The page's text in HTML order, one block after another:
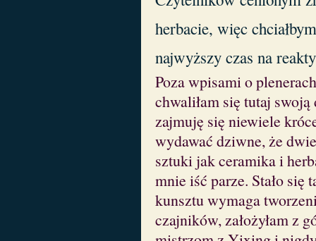
herbacie, więc
najwyższy czas na
Poza wpisami o
chwaliłam się tutaj
zajmuję się niewiele
wydawać dziwne, że
sztuki jak ceramika i
mnie iść parze. Stało
kunsztu wymaga
czajników, założyłam z